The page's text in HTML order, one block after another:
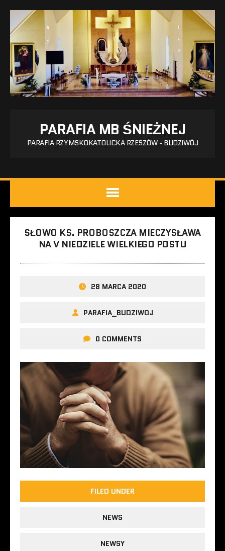
PARAFIA MB ŚNIEŻNEJ
PARAFIA RZYMSKOKATOLICKA RZESZÓW - BUDZIWÓJ
SŁOWO KS. PROBOSZCZA MIECZYSŁAWA
NA V NIEDZIELE WIELKIEGO POSTU
28 MARCA 2020
PARAFIA_BUDZIWOJ
0 COMMENTS
FILED UNDER
NEWS
NEWSY